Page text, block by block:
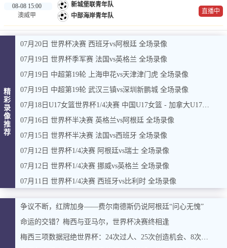
08-08 15:00
澳威甲
新城堡联青年队
中部海岸青年队
直播中
精
彩
录
像
推
荐
07月20日 世界杯决赛 西班牙vs阿根廷 全场录像
07月19日 世界杯季军赛 法国vs英格兰 全场录像
07月19日 中超第19轮 上海申花vs天津津门虎 全场录像
07月19日 中超第19轮 武汉三镇vs深圳新鹏城 全场录像
07月18日U17女篮世界杯1/4决赛 中国U17女篮 - 加拿大U17女篮 录像
07月16日 世界杯半决赛 英格兰vs阿根廷 全场录像
07月15日 世界杯半决赛 法国vs西班牙 全场录像
07月12日 世界杯1/4决赛 阿根廷vs瑞士 全场录像
07月12日 世界杯1/4决赛 挪威vs英格兰 全场录像
07月11日 世界杯1/4决赛 西班牙vs比利时 全场录像
争议不断，红牌加身——费尔南德斯仍说阿根廷“问心无愧”
命运的交错？梅西与亚马尔，世界杯决赛终相逢
梅西三项数据冠绝世界杯：24次过人、25次创造机会、8次重大机会